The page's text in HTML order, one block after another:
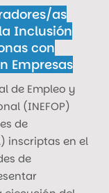
as
Inclusión
con
Empresas
de Empleo y
(INEFOP)
de
inscriptas en el
de